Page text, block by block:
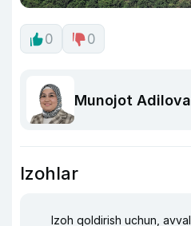
0 0
Munojot Adilova
Izohlar
Izoh qoldirish uchun, avval